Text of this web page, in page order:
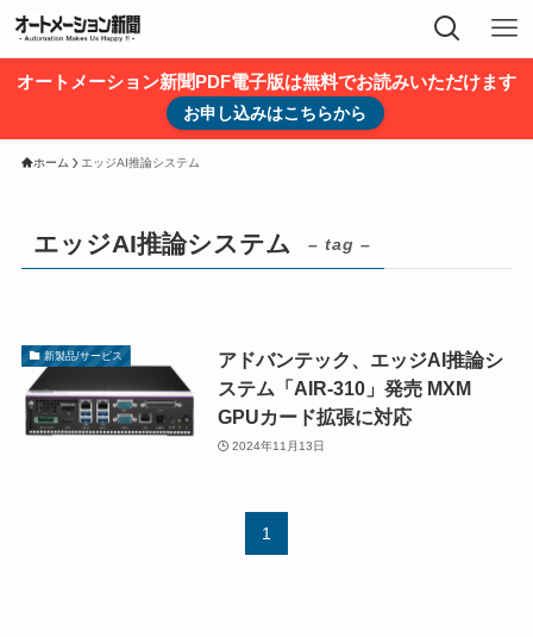
オートメーション新聞PDF電子版は無料でお読みいただけます
お申し込みはこちらから
ホーム エッジAI推論システム
エッジAI推論システム – tag –
新製品/サービス
アドバンテック、エッジAI推論シ
ステム「AIR-310」発売 MXM
GPUカード拡張に対応
2024年11月13日
1